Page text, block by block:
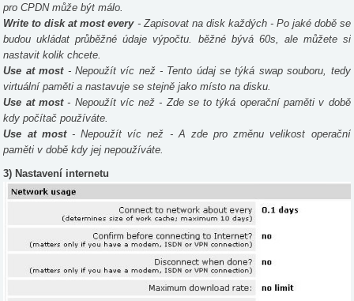
pro CPDN může být málo.
Write to disk at most every- Zapisovat na disk každých - Po jaké době se
budou ukládat průběžné údaje výpočtu. běžné bývá 60s, ale můžete si
nastavit kolik chcete.
Use at most - Nepoužít víc než - Tento údaj se týká swap souboru, tedy
virtuální paměti a nastavuje se stejně jako místo na disku.
Use at most- Nepoužít víc než - Zde se to týká operační paměti v době
kdy počítač používáte.
Use at most - Nepoužít víc než - A zde pro změnu velikost operační
paměti v době kdy jej nepoužíváte.
3) Nastavení internetu